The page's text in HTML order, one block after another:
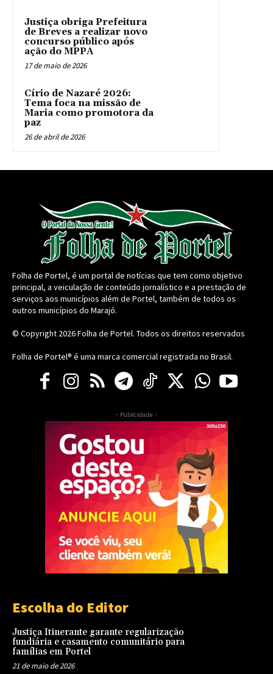
Justiça obriga Prefeitura
de Breves a realizar novo
concurso público após
ação do MPPA
17 de maio de 2026
Círio de Nazaré 2026:
Tema foca na missão de
Maria como promotora da
paz
26 de abril de 2026
Folha de Portel, é um portal de notícias que tem como objetivo
principal, a veiculação de conteúdo jornalístico e a prestação de
serviços aos municípios além de Portel, também de todos os
outros municípios do Marajó.
© Copyright 2026Folha de Portel. Todos os direitos reservados
Folha de Portel® é uma marca comercial registrada no Brasil.
- Publicidade -
Escolha do Editor
Justiça Itinerante garante regularização
fundiária e casamento comunitário para
famílias em Portel
21 de maio de 2026